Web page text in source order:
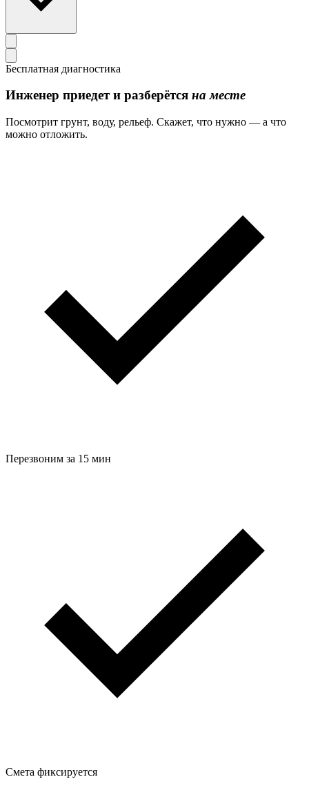
Бесплатная диагностика
Инженер приедет и разберётся на месте
Посмотрит грунт, воду, рельеф. Скажет, что нужно — а что
можно отложить.
Перезвоним за 15 мин
Смета фиксируется